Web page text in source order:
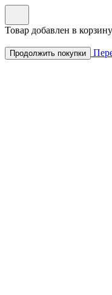
Товар добавлен в корзину
Продолжить покупки